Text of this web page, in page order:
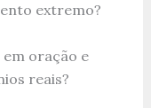
extremo?
oração e
reais?